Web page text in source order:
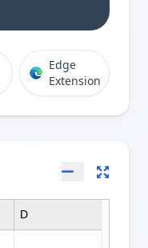
Edge
Extension
D